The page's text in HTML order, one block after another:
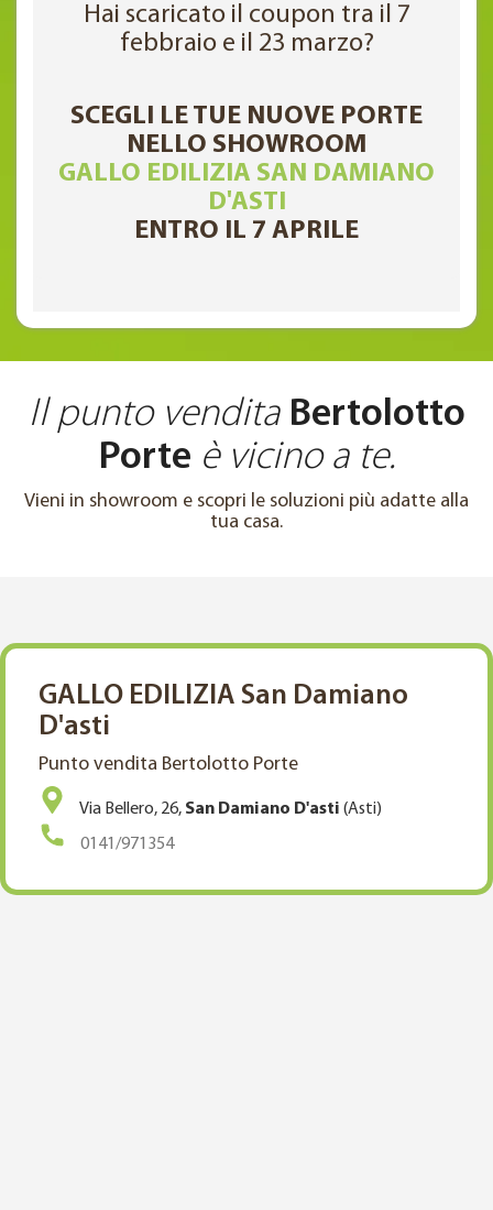
Hai scaricato il coupon tra il 7
febbraio e il 23 marzo?
SCEGLI LE TUE NUOVE PORTE
NELLO SHOWROOM
GALLO EDILIZIA SAN DAMIANO
D'ASTI
ENTRO IL 7 APRILE
Il punto vendita Bertolotto
Porte è vicino a te.
Vieni in showroom e scopri le soluzioni più adatte alla
tua casa.
GALLO EDILIZIA San Damiano
D'asti
Punto vendita Bertolotto Porte
Via Bellero, 26, San Damiano D'asti (Asti)
0141/971354